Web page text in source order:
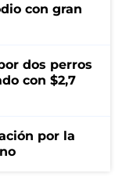
con gran
dos perros
con $2,7
por la